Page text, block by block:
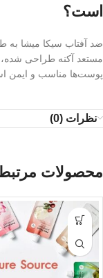
است؟
ضد آفتاب سیکا میشا
مستعد آکنه طراحی شده،
پوست‌ها مناسب و ایمن
نظرات (0)
محصولات